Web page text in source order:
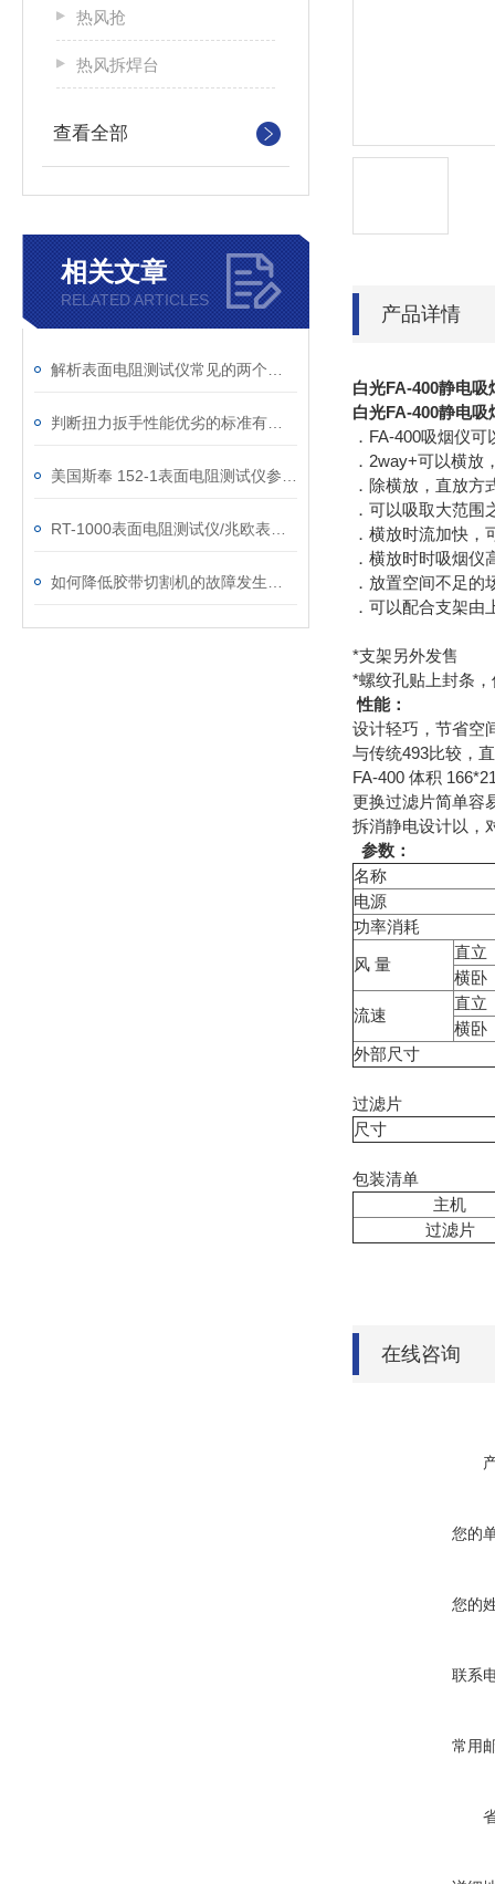
热风抢
热风拆焊台
查看全部
相关文章
RELATED ARTICLES
产品详情
白光FA-400静电
白光FA-400静电吸
．FA-400吸烟仪
．2way+可以横放
．除横放，直放方
．可以吸取大范围
．横放时流加快
．横放时时吸烟
．放置空间不足的
．可以配合支架由
*支架另外发售
*螺纹孔贴上封条
性能：
设计轻巧，节省空
与传统493比较，
FA-400 体积
更换过滤片简单容
拆消静电设计以，
参数：
名称
电源
功率消耗
风 量
直立
横卧
流速
直立
横卧
外部尺寸
过滤片
尺寸
包装清单
主机
过滤片
在线咨询
您的
您的
联系
常用